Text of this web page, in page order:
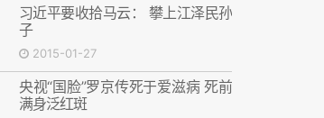
习近平要收拾马云： 攀上江泽民孙
子
2015-01-27
央视“国脸”罗京传死于爱滋病 死前
满身泛红斑